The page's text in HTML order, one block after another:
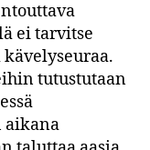
ei tarvitse
tutustutaan
aikana